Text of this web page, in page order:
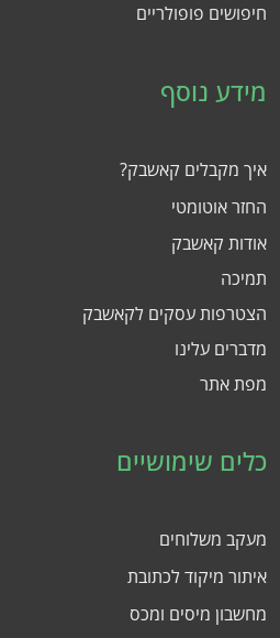
חיפושים פופולריים
מידע נוסף
איך מקבלים קאשבק?
החזר אוטומטי
אודות קאשבק
תמיכה
הצטרפות עסקים לקאשבק
מדברים עלינו
מפת אתר
כלים שימושיים
מעקב משלוחים
איתור מיקוד לכתובת
מחשבון מיסים ומכס